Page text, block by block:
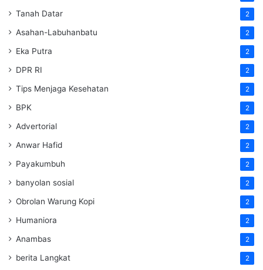
Tanah Datar 2
Asahan-Labuhanbatu 2
Eka Putra 2
DPR RI 2
Tips Menjaga Kesehatan 2
BPK 2
Advertorial 2
Anwar Hafid 2
Payakumbuh 2
banyolan sosial 2
Obrolan Warung Kopi 2
Humaniora 2
Anambas 2
berita Langkat 2